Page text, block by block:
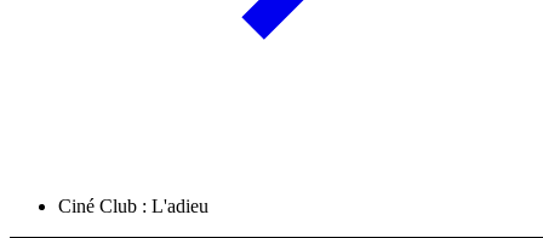
Ciné Club : L'adieu